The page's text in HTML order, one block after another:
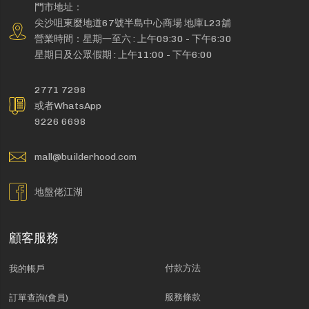
門市地址：
尖沙咀東麼地道67號半島中心商場 地庫L23舖
營業時間：星期一至六 : 上午09:30 - 下午6:30
星期日及公眾假期 : 上午11:00 - 下午6:00
2771 7298
或者WhatsApp
9226 6698
mall@builderhood.com
地盤佬江湖
顧客服務
我的帳戶
訂單查詢(會員)
付款方法
服務條款